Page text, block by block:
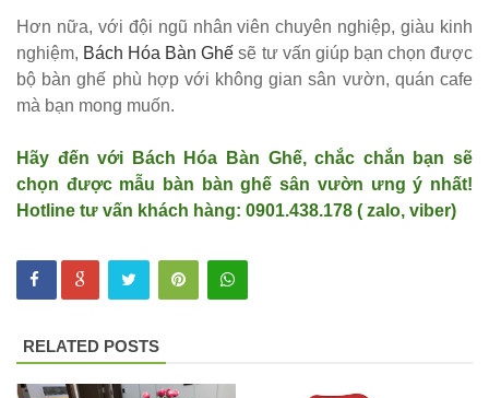
Hơn nữa, với đội ngũ nhân viên chuyên nghiệp, giàu kinh
nghiệm, Bách Hóa Bàn Ghế sẽ tư vấn giúp bạn chọn được
bộ bàn ghế phù hợp với không gian sân vườn, quán cafe
mà bạn mong muốn.
Hãy đến với Bách Hóa Bàn Ghế, chắc chắn bạn sẽ
chọn được mẫu bàn bàn ghế sân vườn ưng ý nhất!
Hotline tư vấn khách hàng: 0901.438.178 ( zalo, viber)
RELATED POSTS